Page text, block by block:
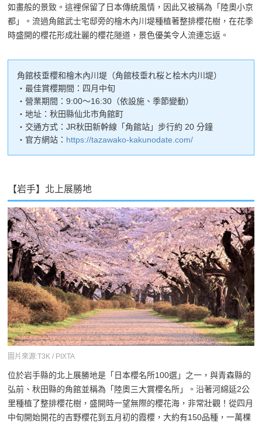
如畫般的景致。這裡保留了日本傳統風情，因此又被稱為「陸奧小京
都」。流過角館武士宅邸旁的檜木內川堤種植著整排櫻花樹，在花季
時盛開的櫻花形成壯麗的櫻花隧道，景色優美令人流連忘返。
角館枝垂櫻和檜木內川堤（角館枝垂れ桜と桧木内川堤）
・最佳賞櫻期間：四月中旬
・營業期間：9:00～16:30（依設施、季節變動）
・地址：秋田縣仙北市角館町
・交通方式：JR秋田新幹線「角館站」步行約 20 分鐘
・官方網站： https://tazawako-kakunodate.com/
【岩手】北上展勝地
圖片來源:T3K / PIXTA
位於岩手縣的北上展勝地是「日本櫻名所100選」之一，與青森縣的
弘前、秋田縣的角館並稱為「陸奧三大賞櫻名所」。沿著河綿延2公
里種植了整排櫻花樹，盛開時一望無際的櫻花海，非常壯觀！從四月
中旬開始開花的吉野櫻花到五月初的霞櫻，大約有150品種，一萬棵